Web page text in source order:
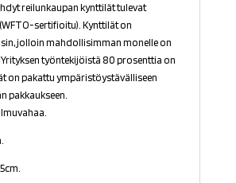
reilunkaupan kynttilät tulevat
sertifioitu). Kynttilät on
jolloin mahdollisimman monelle on
työntekijöistä 80 prosenttia on
on pakattu ympäristöystävälliseen
pakkaukseen.